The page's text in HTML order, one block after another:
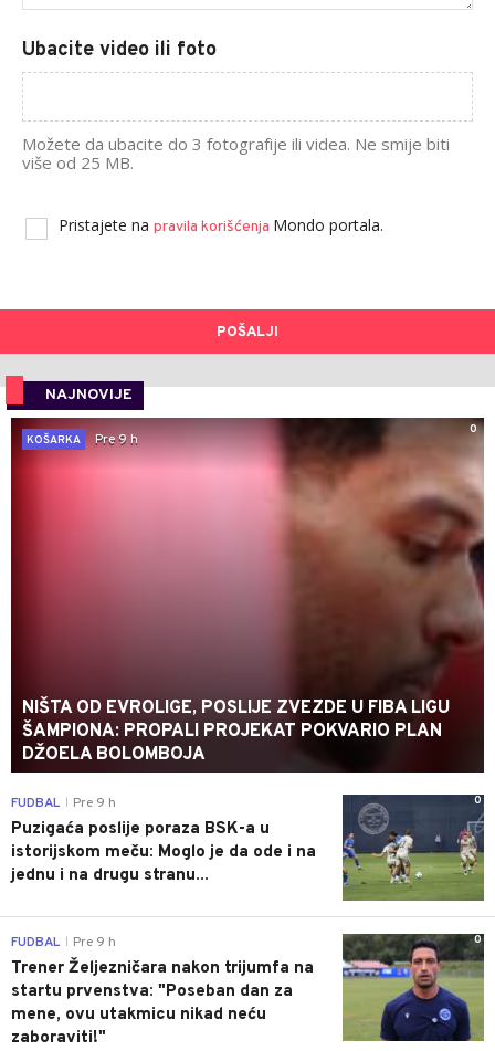
Ubacite video ili foto
Možete da ubacite do 3 fotografije ili videa. Ne smije biti
više od 25 MB.
Pristajete na pravila korišćenja Mondo portala.
POŠALJI
NAJNOVIJE
0
KOŠARKA
Pre 9 h
NIŠTA OD EVROLIGE, POSLIJE ZVEZDE U FIBA LIGU
ŠAMPIONA: PROPALI PROJEKAT POKVARIO PLAN
DŽOELA BOLOMBOJA
0
FUDBAL Pre 9 h
Puzigaća poslije poraza BSK-a u
istorijskom meču: Moglo je da ode i na
jednu i na drugu stranu...
0
FUDBAL Pre 9 h
Trener Željezničara nakon trijumfa na
startu prvenstva: "Poseban dan za
mene, ovu utakmicu nikad neću
zaboraviti!"